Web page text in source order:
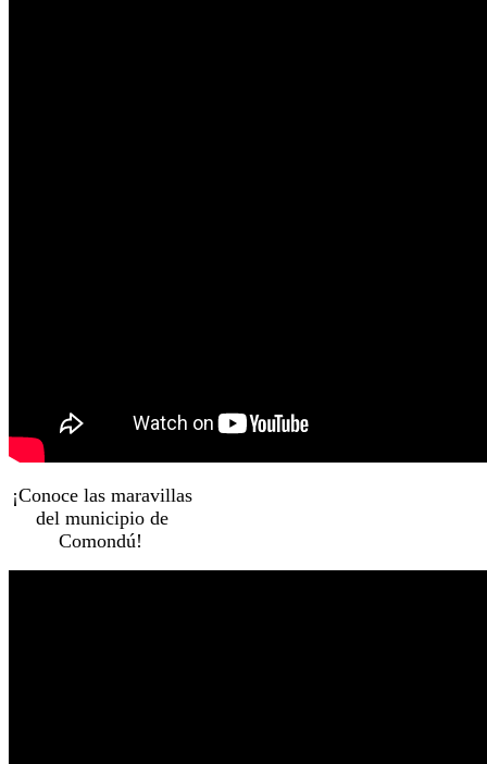
¡Conoce las maravillas
del municipio de
Comondú!